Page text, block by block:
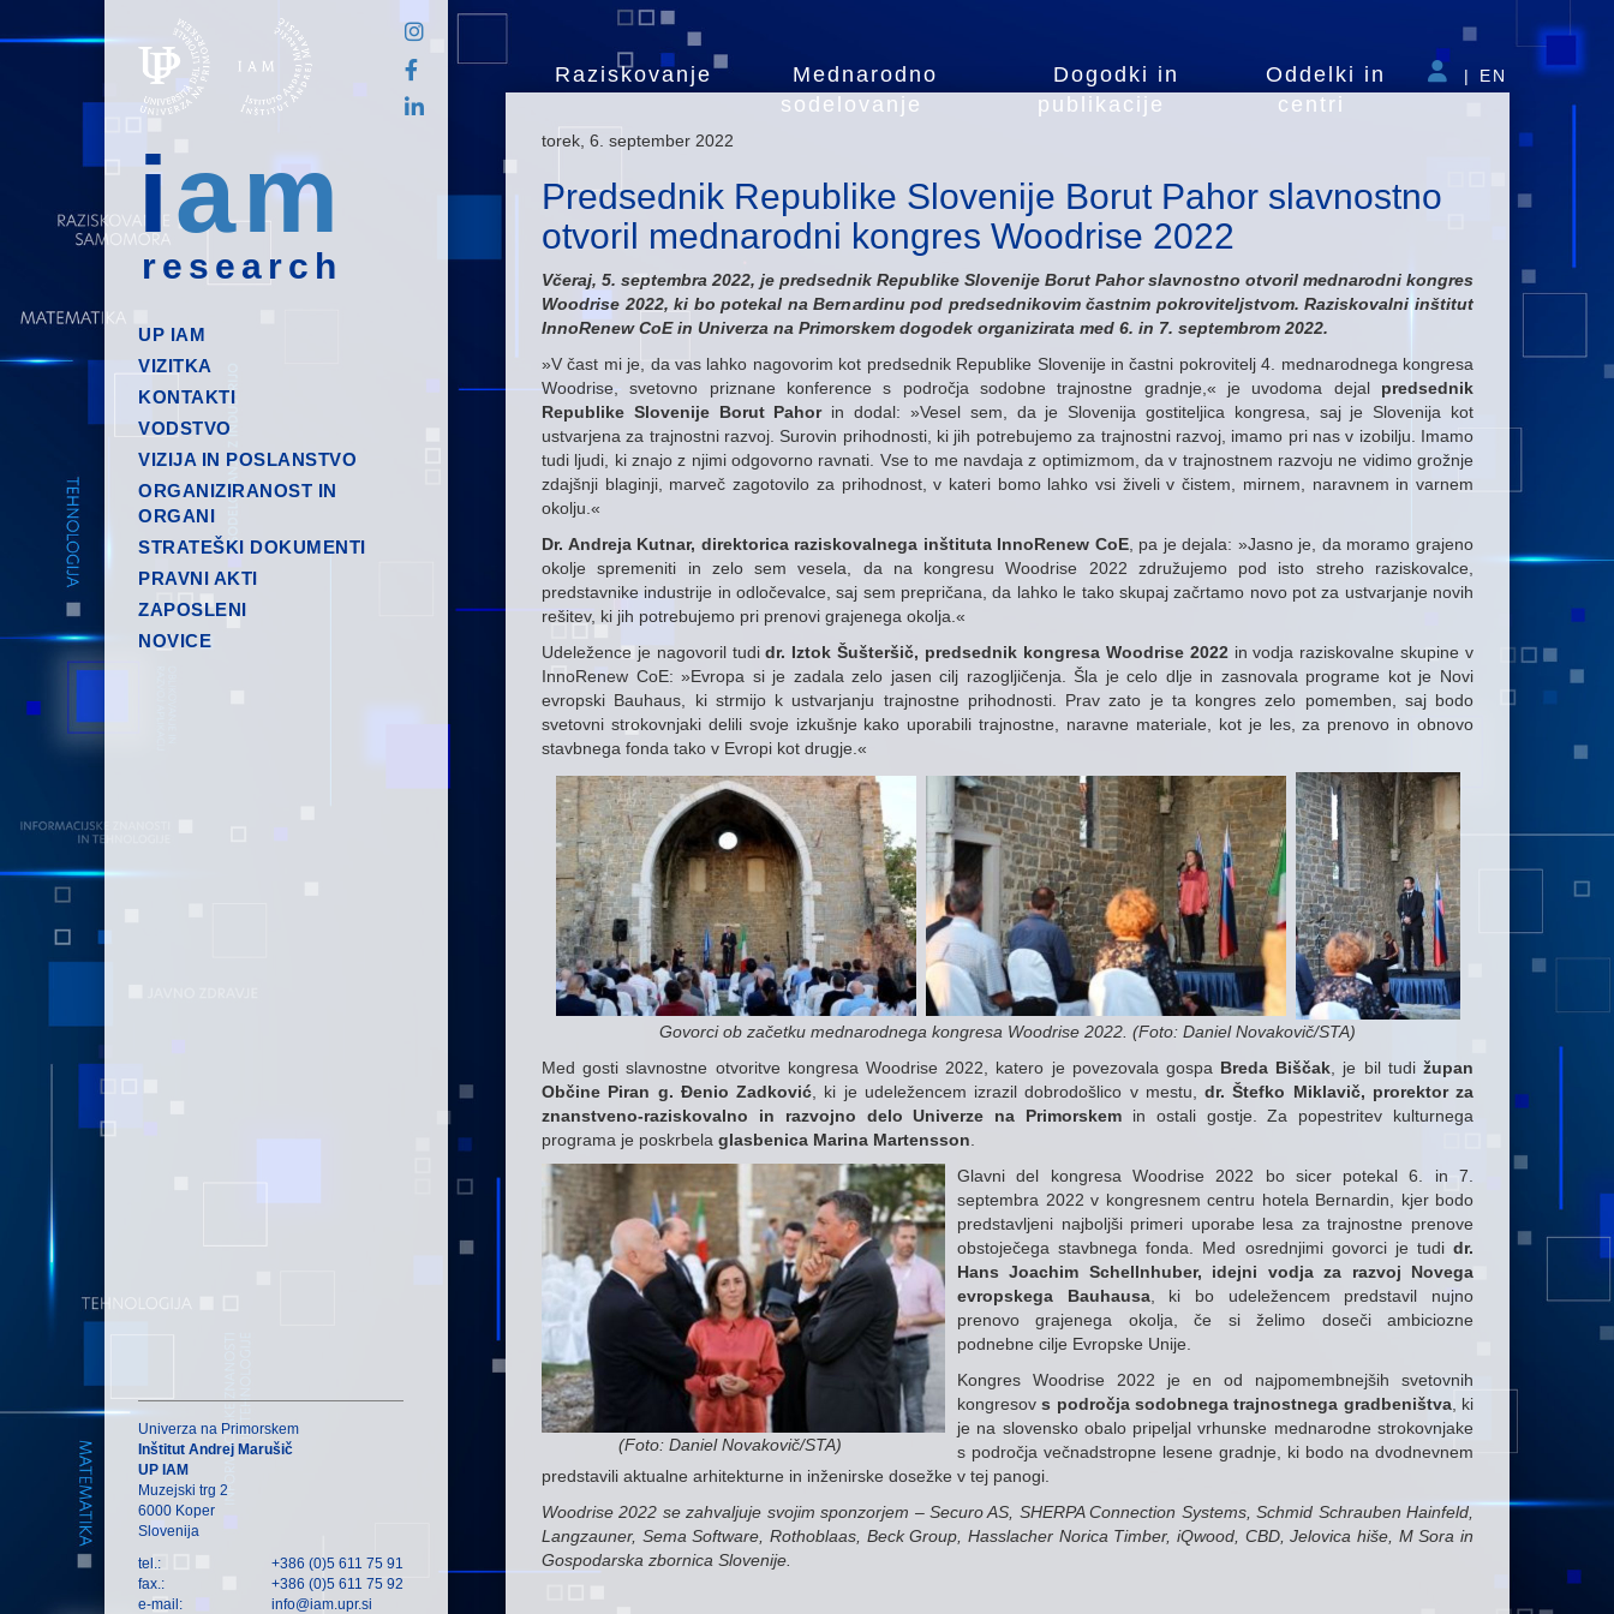
iam
research
Raziskovanje
Mednarodno
sodelovanje
Dogodki in
publikacije
Oddelki in
centri
| EN
UP IAM
VIZITKA
KONTAKTI
VODSTVO
VIZIJA IN POSLANSTVO
ORGANIZIRANOST IN
ORGANI
STRATEŠKI DOKUMENTI
PRAVNI AKTI
ZAPOSLENI
NOVICE
torek, 6. september 2022
Predsednik Republike Slovenije Borut Pahor slavnostno
otvoril mednarodni kongres Woodrise 2022
Včeraj, 5. septembra 2022, je predsednik Republike Slovenije Borut Pahor slavnostno otvoril mednarodni kongres
Woodrise 2022, ki bo potekal na Bernardinu pod predsednikovim častnim pokroviteljstvom. Raziskovalni inštitut
InnoRenew CoE in Univerza na Primorskem dogodek organizirata med 6. in 7. septembrom 2022.
»V čast mi je, da vas lahko nagovorim kot predsednik Republike Slovenije in častni pokrovitelj 4. mednarodnega kongresa
Woodrise, svetovno priznane konference s področja sodobne trajnostne gradnje,« je uvodoma dejal predsednik
Republike Slovenije Borut Pahor in dodal: »Vesel sem, da je Slovenija gostiteljica kongresa, saj je Slovenija kot
ustvarjena za trajnostni razvoj. Surovin prihodnosti, ki jih potrebujemo za trajnostni razvoj, imamo pri nas v izobilju. Imamo
tudi ljudi, ki znajo z njimi odgovorno ravnati. Vse to me navdaja z optimizmom, da v trajnostnem razvoju ne vidimo grožnje
zdajšnji blaginji, marveč zagotovilo za prihodnost, v kateri bomo lahko vsi živeli v čistem, mirnem, naravnem in varnem
okolju.«
Dr. Andreja Kutnar, direktorica raziskovalnega inštituta InnoRenew CoE, pa je dejala: »Jasno je, da moramo grajeno
okolje spremeniti in zelo sem vesela, da na kongresu Woodrise 2022 združujemo pod isto streho raziskovalce,
predstavnike industrije in odločevalce, saj sem prepričana, da lahko le tako skupaj začrtamo novo pot za ustvarjanje novih
rešitev, ki jih potrebujemo pri prenovi grajenega okolja.«
Udeležence je nagovoril tudidr. Iztok Šušteršič, predsednik kongresa Woodrise 2022 in vodja raziskovalne skupine v
InnoRenew CoE: »Evropa si je zadala zelo jasen cilj razogljičenja. Šla je celo dlje in zasnovala programe kot je Novi
evropski Bauhaus, ki strmijo k ustvarjanju trajnostne prihodnosti. Prav zato je ta kongres zelo pomemben, saj bodo
svetovni strokovnjaki delili svoje izkušnje kako uporabili trajnostne, naravne materiale, kot je les, za prenovo in obnovo
stavbnega fonda tako v Evropi kot drugje.«
Govorci ob začetku mednarodnega kongresa Woodrise 2022. (Foto: Daniel Novakovič/STA)
Med gosti slavnostne otvoritve kongresa Woodrise 2022, katero je povezovala gospa Breda Biščak , je bil tudi župan
Občine Piran g. Đenio Zadković , ki je udeležencem izrazil dobrodošlico v mestu, dr. Štefko Miklavič, prorektor za
znanstveno-raziskovalno in razvojno delo Univerze na Primorskem in ostali gostje. Za popestritev kulturnega
programa je poskrbela glasbenica Marina Martensson
(Foto: Daniel Novakovič/STA)
Glavni del kongresa Woodrise 2022 bo sicer potekal 6. in 7.
septembra 2022 v kongresnem centru hotela Bernardin, kjer bodo
predstavljeni najboljši primeri uporabe lesa za trajnostne prenove
obstoječega stavbnega fonda. Med osrednjimi govorci je tudi dr.
Hans Joachim Schellnhuber, idejni vodja za razvoj Novega
evropskega Bauhausa, ki bo udeležencem predstavil nujno
prenovo grajenega okolja, če si želimo doseči ambiciozne
podnebne cilje Evropske Unije.
Kongres Woodrise 2022 je en od najpomembnejših svetovnih
kongresovs področja sodobnega trajnostnega gradbeništva, ki
je na slovensko obalo pripeljal vrhunske mednarodne strokovnjake
s področja večnadstropne lesene gradnje, ki bodo na dvodnevnem
predstavili aktualne arhitekturne in inženirske dosežke v tej panogi.
Woodrise 2022 se zahvaljuje svojim sponzorjem – Securo AS, SHERPA Connection Systems, Schmid Schrauben Hainfeld,
Langzauner, Sema Software, Rothoblaas, Beck Group, Hasslacher Norica Timber, iQwood, CBD, Jelovica hiše, M Sora in
Gospodarska zbornica Slovenije.
Univerza na Primorskem
Inštitut Andrej Marušič
UP IAM
Muzejski trg 2
6000 Koper
Slovenija
tel.:
+386 (0)5 611 75 91
fax.:
+386 (0)5 611 75 92
e-mail:
info@iam.upr.si